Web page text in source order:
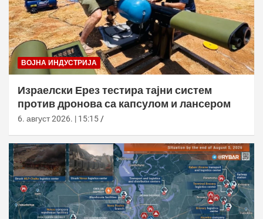
ВОЈНА ИНДУСТРИЈА
Израелски Ерез тестира тајни систем
против дронова са капсулом и лансером
6. август 2026. | 15:15